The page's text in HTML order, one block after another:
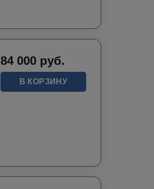
84 000 руб.
В КОРЗИНУ